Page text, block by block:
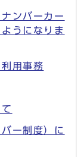
ンバーカー
うになりま
用事務
ー制度）に